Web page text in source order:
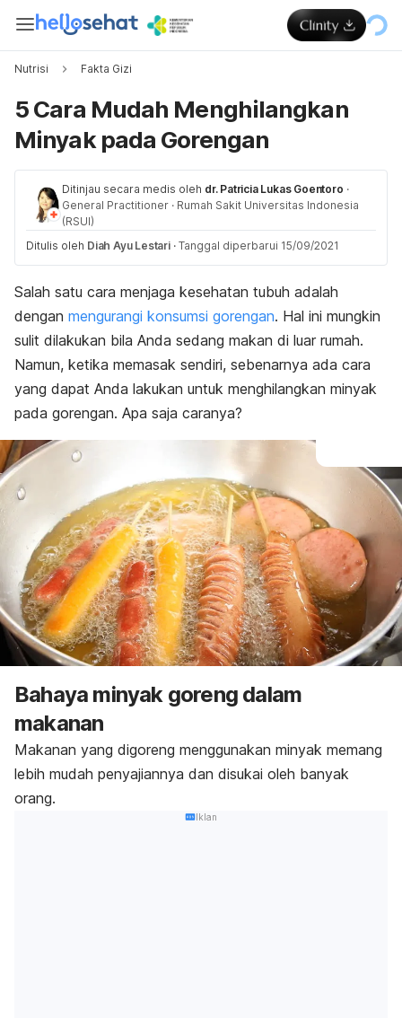
Nutrisi Fakta Gizi
5 Cara Mudah Menghilangkan
Minyak pada Gorengan
Ditinjau secara medis oleh dr. Patricia Lukas Goentoro ·
General Practitioner · Rumah Sakit Universitas Indonesia
(RSUI)
Ditulis oleh Diah Ayu Lestari · Tanggal diperbarui 15/09/2021
Salah satu cara menjaga kesehatan tubuh adalah
dengan mengurangi konsumsi gorengan. Hal ini mungkin
sulit dilakukan bila Anda sedang makan di luar rumah.
Namun, ketika memasak sendiri, sebenarnya ada cara
yang dapat Anda lakukan untuk menghilangkan minyak
pada gorengan. Apa saja caranya?
Bahaya minyak goreng dalam
makanan
Makanan yang digoreng menggunakan minyak memang
lebih mudah penyajiannya dan disukai oleh banyak
orang.
Iklan